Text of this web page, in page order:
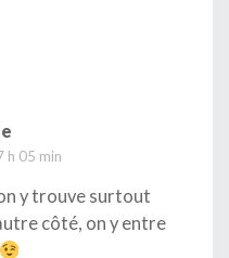
h 05 min
y trouve surtout
côté, on y entre